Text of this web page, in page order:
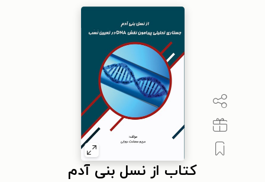
کتاب از نسل بنی آدم